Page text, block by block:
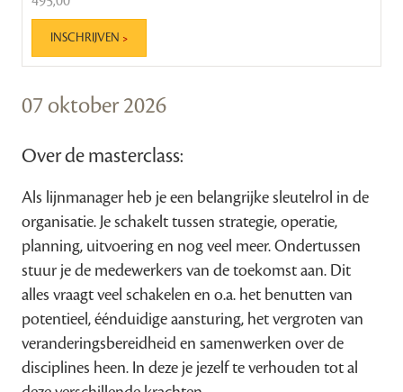
INSCHRIJVEN
07 oktober 2026
Over de masterclass:
Als lijnmanager heb je een belangrijke sleutelrol in de
organisatie. Je schakelt tussen strategie, operatie,
planning, uitvoering en nog veel meer. Ondertussen
stuur je de medewerkers van de toekomst aan. Dit
alles vraagt veel schakelen en o.a. het benutten van
potentieel, éénduidige aansturing, het vergroten van
veranderingsbereidheid en samenwerken over de
disciplines heen. In deze je jezelf te verhouden tot al